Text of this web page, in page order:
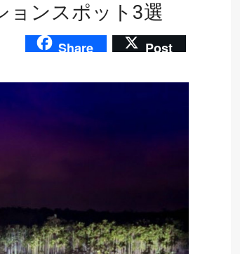
ョンスポット3選
Share Post